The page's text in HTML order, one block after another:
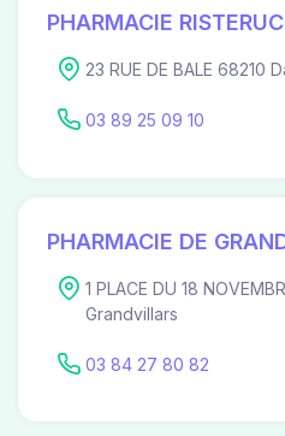
PHARMACIE
23 RUE DE BALE 68210
03 89 25 09 10
PHARMACIE DE
1 PLACE DU 18
Grandvillars
03 84 27 80 82